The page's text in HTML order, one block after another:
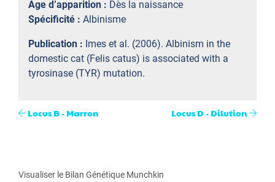
Age d’apparition : Dès la naissance
Spécificité : Albinisme
Publication : Imes et al. (2006). Albinism in the
domestic cat (Felis catus) is associated with a
tyrosinase (TYR) mutation.
Locus B - Marron Locus D - Dilution
Visualiser le Bilan Génétique Munchkin